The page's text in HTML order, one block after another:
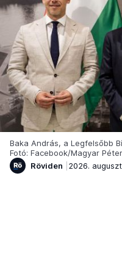
Baka András, a Legfelsőbb
Fotó: Facebook/Magyar Péter
Röviden
2026.